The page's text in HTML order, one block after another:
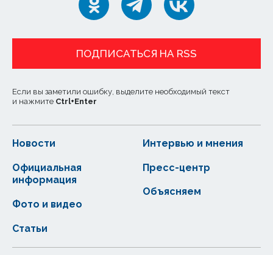
ПОДПИСАТЬСЯ НА RSS
Если вы заметили ошибку, выделите необходимый текст
и нажмите Ctrl+Enter
Новости
Статьи
Официальная
информация
Интервью и мнения
Фото и видео
Пресс-центр
Объясняем